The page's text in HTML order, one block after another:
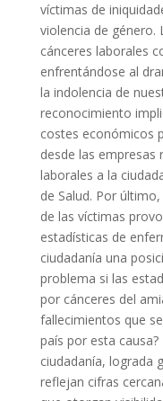
víctimas de
violencia de género.
cánceres laborales
enfrentándose al
la indolencia de
reconocimiento
costes económicos
desde las empresas
laborales a la
de Salud. Por
de las víctimas
estadísticas de
ciudadanía una
problema si las
por cánceres del
fallecimientos que
país por esta
ciudadanía, lograda
reflejan cifras